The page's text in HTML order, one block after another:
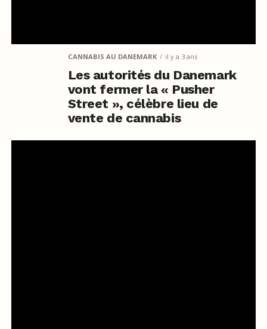
CANNABIS AU DANEMARK il y a 3 ans
Les autorités du Danemark
vont fermer la « Pusher
Street », célèbre lieu de
vente de cannabis